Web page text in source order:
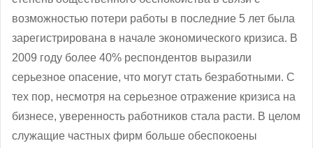
возможностью потери работы в последние 5 лет была
зарегистрирована в начале экономического кризиса. В
2009 году более 40% респондентов выразили
серьезное опасение, что могут стать безработными. С
тех пор, несмотря на серьезное отражение кризиса на
бизнесе, уверенность работников стала расти. В целом
служащие частных фирм больше обеспокоены